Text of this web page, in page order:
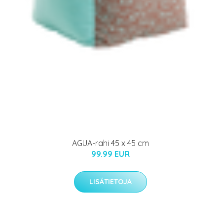
AGUA-rahi 45 x 45 cm
99.99 EUR
LISÄTIETOJA